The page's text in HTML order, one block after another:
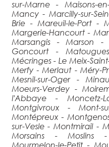
sur-Marne - Maisons-
Mancy - Marcilly-sur-
Brie - Mareuil-le-Port -
Margerie-Hancourt -
Marsangis - Marson -
Goncourt -
Mécringes - Le Meix-
Merfy - Merlaut - Méry-
Mesnil-sur-Oger -
Moeurs-Verdey -
l'Abbaye - Moncetz-
Montgivroux - Mont-
Montépreux -
sur-Vesle - Montmirail -
Morsains - Moslins -
Mourmelon-le-Petit -